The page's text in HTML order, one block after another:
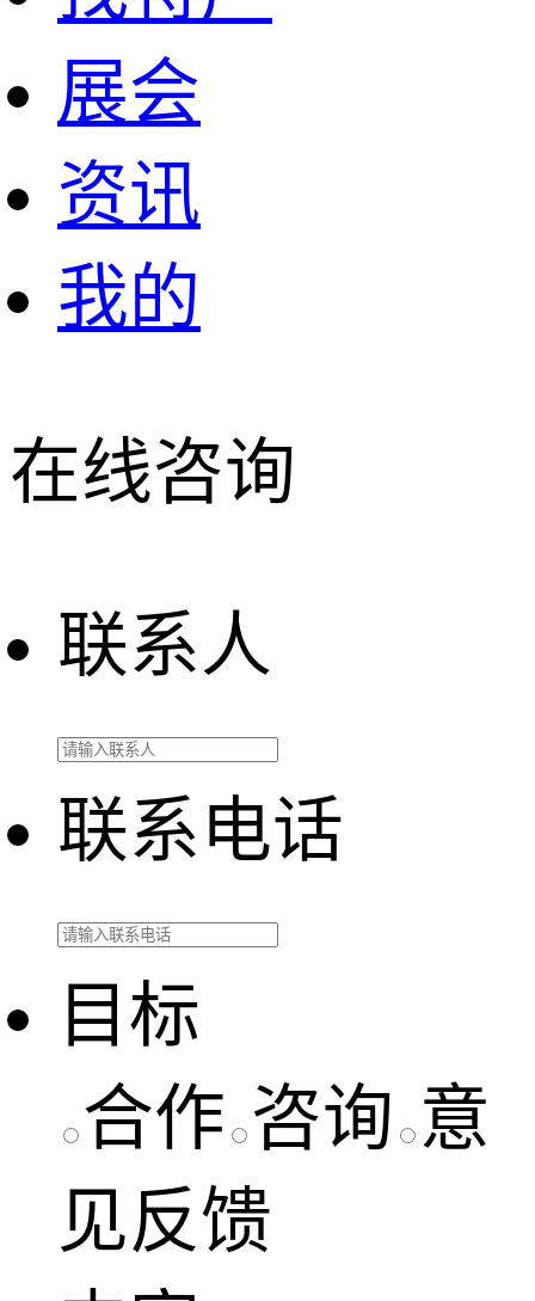
展会
资讯
我的
在线咨询
联系人
联系电话
目标
合作 咨询 意
见反馈